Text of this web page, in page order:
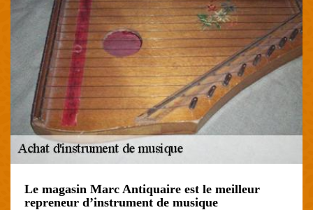
Le magasin Marc Antiquaire est le meilleur
repreneur d’instrument de musique